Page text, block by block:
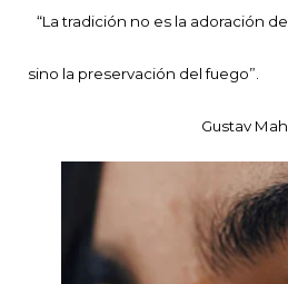
“La tradición no es la adoración
sino la preservación del fuego”.
Gustav